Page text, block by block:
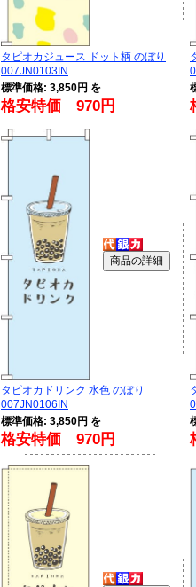
タピオカジュース ドット柄 のぼり
007JN0103IN
標準価格: 3,850円 を
格安特価 970円
タピオカドリンク 水色 のぼり
007JN0106IN
標準価格: 3,850円 を
格安特価 970円